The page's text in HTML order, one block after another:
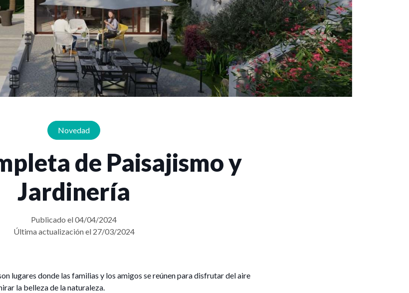
de Paisajismo y
Jardinería
Publicado el 04/04/2024
Última actualización el 27/03/2024
Novedad
lugares donde las familias y los amigos se reúnen para disfrutar del aire
la belleza de la naturaleza.